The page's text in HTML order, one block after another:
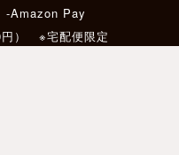
Pay
円） ※宅配便限定